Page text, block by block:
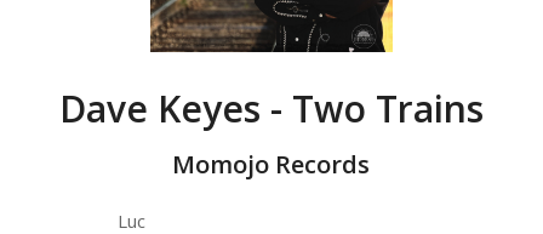
Dave Keyes - Two Trains
Momojo Records
Luc